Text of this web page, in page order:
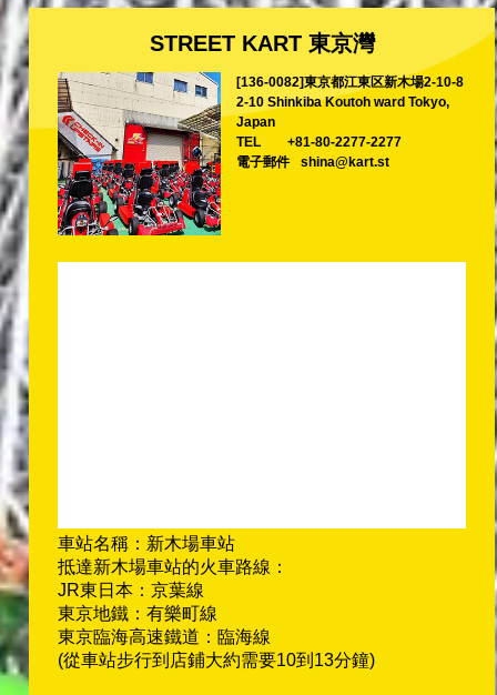
STREET KART 東京灣
[136-0082]東京都江東区新木場2-10-8
2-10 Shinkiba Koutoh ward Tokyo,
Japan
TEL
+81-80-2277-2277
電子郵件
shina@kart.st
車站名稱：新木場車站
抵達新木場車站的火車路線：
JR東日本：京葉線
東京地鐵：有樂町線
東京臨海高速鐵道：臨海線
(從車站步行到店鋪大約需要10到13分鐘)